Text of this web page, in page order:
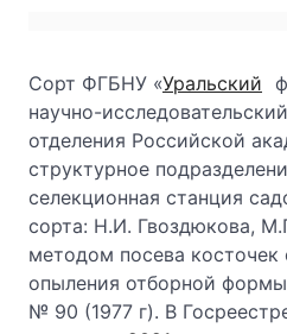
Сорт ФГБНУ «Уральский
научно-
отделения Российской
структурное
селекционная станция
сорта: Н.И. Гвоздюкова,
методом посева косточек
опыления отборной
№ 90 (1977 г). В